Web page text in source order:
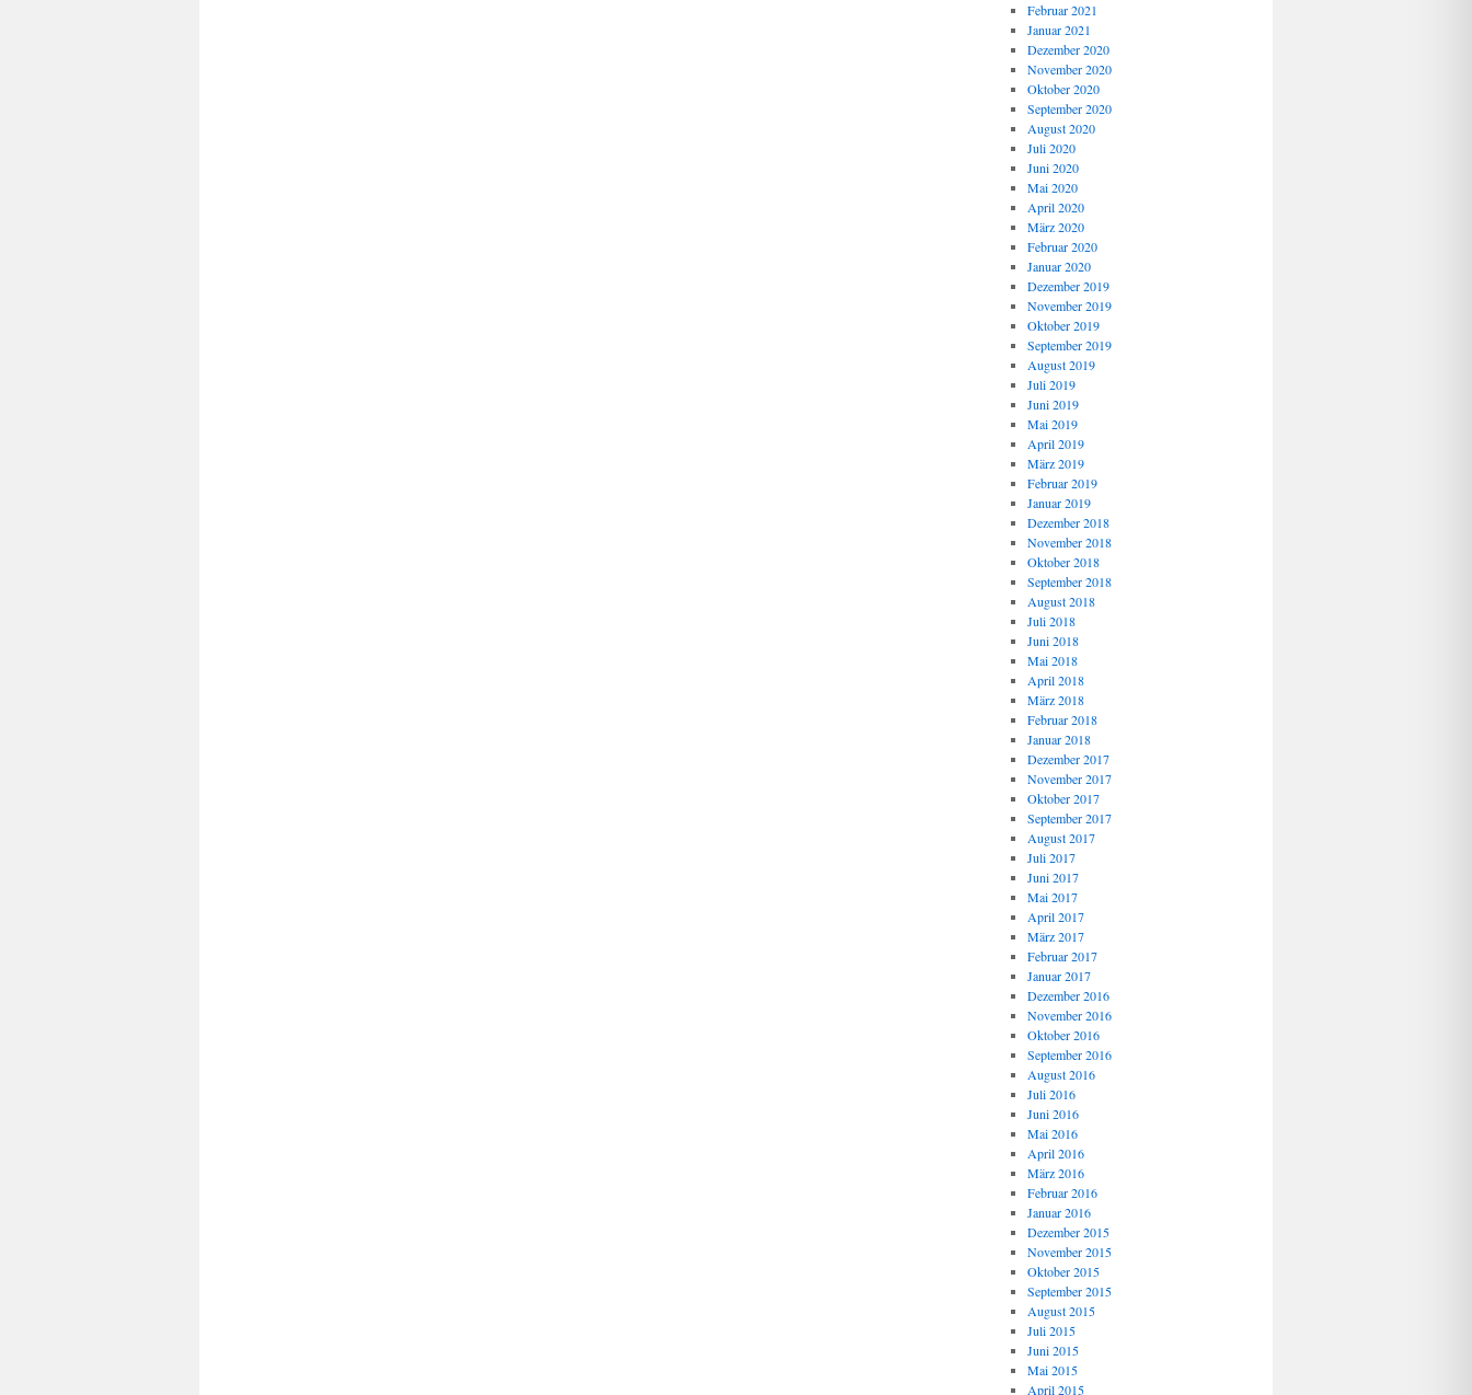
Februar 2021
Januar 2021
Dezember 2020
November 2020
Oktober 2020
September 2020
August 2020
Juli 2020
Juni 2020
Mai 2020
April 2020
März 2020
Februar 2020
Januar 2020
Dezember 2019
November 2019
Oktober 2019
September 2019
August 2019
Juli 2019
Juni 2019
Mai 2019
April 2019
März 2019
Februar 2019
Januar 2019
Dezember 2018
November 2018
Oktober 2018
September 2018
August 2018
Juli 2018
Juni 2018
Mai 2018
April 2018
März 2018
Februar 2018
Januar 2018
Dezember 2017
November 2017
Oktober 2017
September 2017
August 2017
Juli 2017
Juni 2017
Mai 2017
April 2017
März 2017
Februar 2017
Januar 2017
Dezember 2016
November 2016
Oktober 2016
September 2016
August 2016
Juli 2016
Juni 2016
Mai 2016
April 2016
März 2016
Februar 2016
Januar 2016
Dezember 2015
November 2015
Oktober 2015
September 2015
August 2015
Juli 2015
Juni 2015
Mai 2015
April 2015